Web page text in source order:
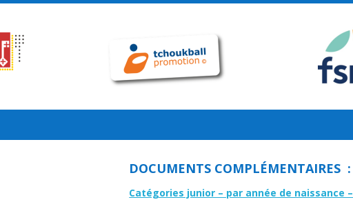
DOCUMENTS COMPLÉMENTAIRES :
Catégories junior – par année de naissance –